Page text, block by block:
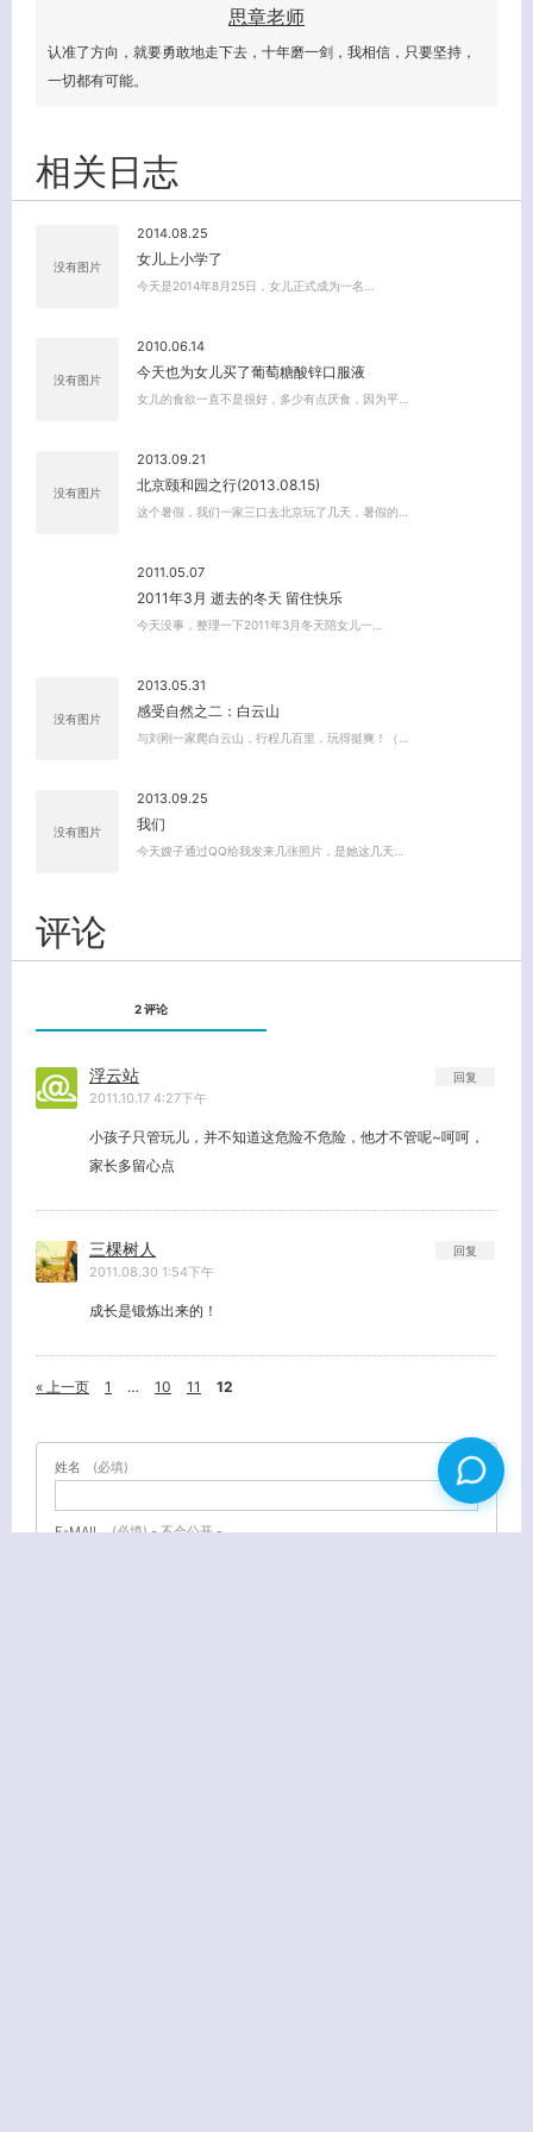
思章老师
认准了方向，就要勇敢地走下去，十年磨一剑，我相信，只要坚持，
一切都有可能。
相关日志
没有图片
2014.08.25
女儿上小学了
今天是2014年8月25日，女儿正式成为一名…
没有图片
2010.06.14
今天也为女儿买了葡萄糖酸锌口服液
女儿的食欲一直不是很好，多少有点厌食，因为平…
没有图片
2013.09.21
北京颐和园之行(2013.08.15)
这个暑假，我们一家三口去北京玩了几天，暑假的…
2011.05.07
2011年3月 逝去的冬天 留住快乐
今天没事，整理一下2011年3月冬天陪女儿一…
没有图片
2013.05.31
感受自然之二：白云山
与刘刚一家爬白云山，行程几百里，玩得挺爽！（…
没有图片
2013.09.25
我们
今天嫂子通过QQ给我发来几张照片，是她这几天…
评论
2 评论
浮云站
2011.10.17 4:27下午
小孩子只管玩儿，并不知道这危险不危险，他才不管呢~呵呵，
家长多留心点
回复
三棵树人
2011.08.30 1:54下午
成长是锻炼出来的！
回复
« 上一页 1 … 10 11 12
姓名 (必填)
E-MAIL (必填) - 不会公开 -
关闭弹窗